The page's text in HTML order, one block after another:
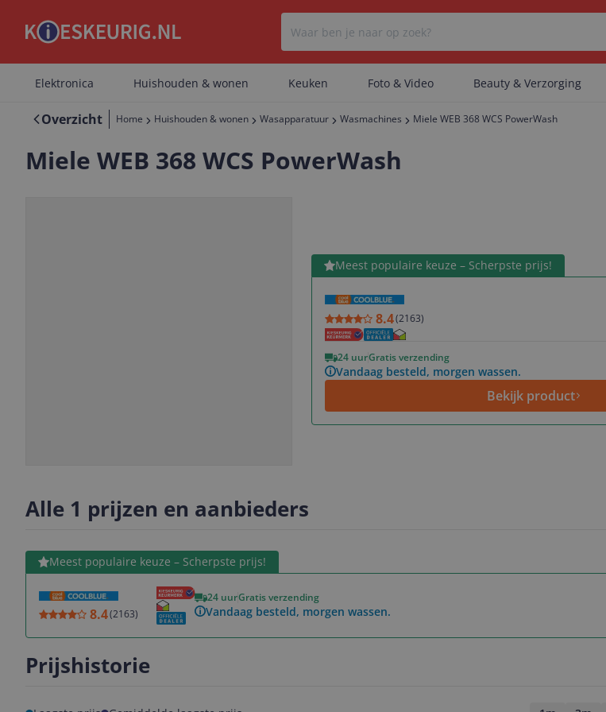
Er zijn geen artikelen gevonden.
Elektronica Huishouden & wonen Keuken Foto & Video Beauty & Verzorging
Overzicht Home Huishouden & wonen Wasapparatuur Wasmachines Miele WEB 368 WCS PowerWash
Miele WEB 368 WCS PowerWash
Meest populaire keuze – Scherpste prijs!
8.4(2163)
24 uurGratis verzending
Vandaag besteld, morgen wassen.
Bekijk product
Bekijk product
Alle 1 prijzen en aanbieders
Meest populaire keuze – Scherpste prijs!
8.4(2163)
24 uurGratis verzending
Vandaag besteld, morgen wassen.
Bekijk product
Prijshistorie